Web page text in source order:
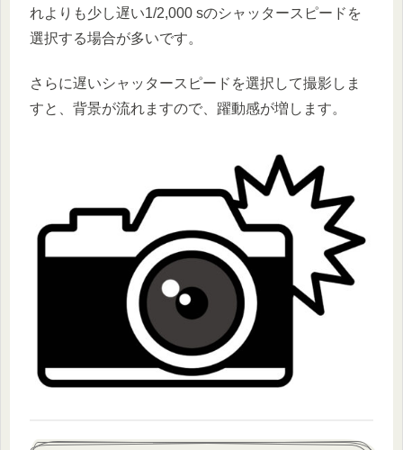
れよりも少し遅い1/2,000 sのシャッタースピードを
選択する場合が多いです。
さらに遅いシャッタースピードを選択して撮影しま
すと、背景が流れますので、躍動感が増します。